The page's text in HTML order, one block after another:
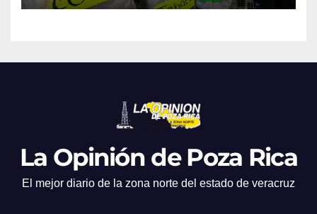
La Opinión de Poza Rica
El mejor diario de la zona norte del estado de veracruz